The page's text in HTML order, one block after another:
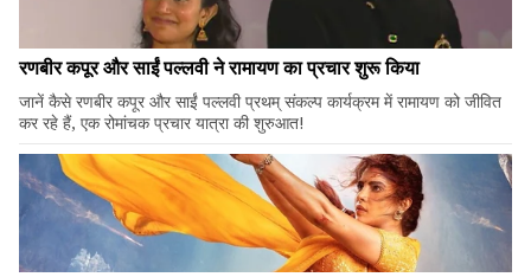
रणबीर कपूर और साईं पल्लवी ने रामायण का प्रचार शुरू किया
जानें कैसे रणबीर कपूर और साईं पल्लवी प्रथम् संकल्प कार्यक्रम में रामायण को जीवित
कर रहे हैं, एक रोमांचक प्रचार यात्रा की शुरुआत!